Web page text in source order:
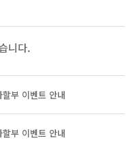
니다.
부 이벤트 안내
부 이벤트 안내